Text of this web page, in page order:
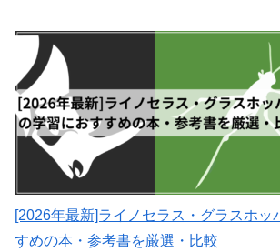
[2026年最新]ライノセラス・グラスホッ
すめの本・参考書を厳選・比較